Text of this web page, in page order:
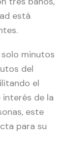
está
minutos
del
el
de la
este
para su